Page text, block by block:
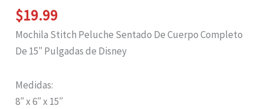
$19.99
Mochila Stitch Peluche Sentado De Cuerpo Completo
De 15″ Pulgadas de Disney
Medidas:
8″ x 6″ x 15″